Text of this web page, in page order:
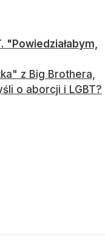
"Powiedziałabym,
z Big Brothera,
o aborcji i LGBT?